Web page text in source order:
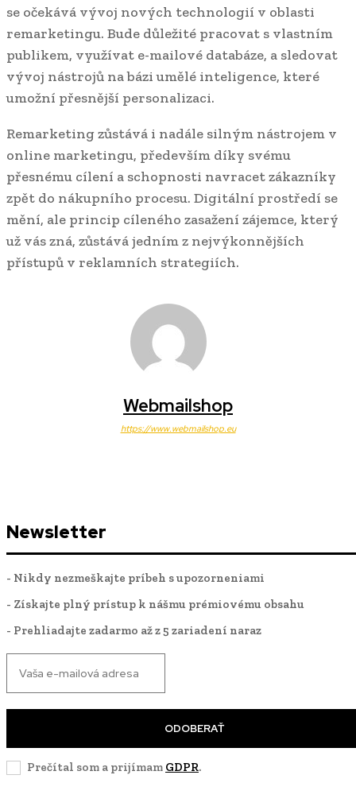
se očekává vývoj nových technologií v oblasti
remarketingu. Bude důležité pracovat s vlastním
publikem, využívat e-mailové databáze, a sledovat
vývoj nástrojů na bázi umělé inteligence, které
umožní přesnější personalizaci.
Remarketing zůstává i nadále silným nástrojem v
online marketingu, především díky svému
přesnému cílení a schopnosti navracet zákazníky
zpět do nákupního procesu. Digitální prostředí se
mění, ale princip cíleného zasažení zájemce, který
už vás zná, zůstává jedním z nejvýkonnějších
přístupů v reklamních strategiích.
Webmailshop
https://www.webmailshop.eu
Newsletter
- Nikdy nezmeškajte príbeh s upozorneniami
- Získajte plný prístup k nášmu prémiovému obsahu
- Prehliadajte zadarmo až z 5 zariadení naraz
ODOBERAŤ
Prečítal som a prijímam GDPR.